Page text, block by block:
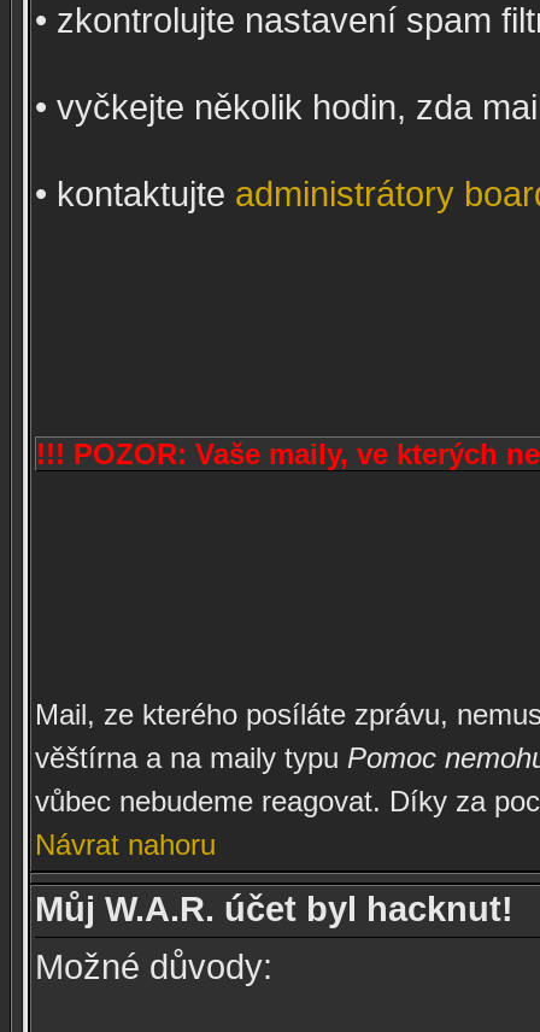
• zkontrolujte nastavení spam
• vyčkejte několik hodin, zda
• kontaktujte administrátory
!!! POZOR: Vaše maily, ve kterých
Mail, ze kterého posíláte zprávu,
věštírna a na maily typu Pomoc
vůbec nebudeme reagovat. Díky za
Návrat nahoru
Můj W.A.R. účet byl hacknut!
Možné důvody: